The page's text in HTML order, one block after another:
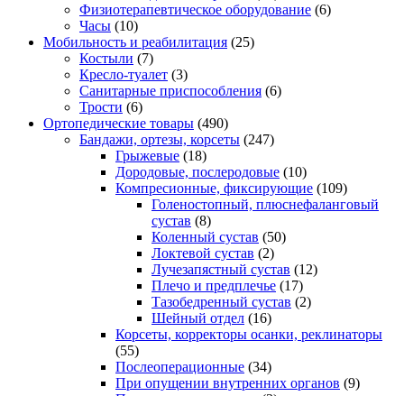
Физиотерапевтическое оборудование (6)
Часы (10)
Мобильность и реабилитация (25)
Костыли (7)
Кресло-туалет (3)
Санитарные приспособления (6)
Трости (6)
Ортопедические товары (490)
Бандажи, ортезы, корсеты (247)
Грыжевые (18)
Дородовые, послеродовые (10)
Компресионные, фиксирующие (109)
Голеностопный, плюснефаланговый
сустав (8)
Коленный сустав (50)
Локтевой сустав (2)
Лучезапястный сустав (12)
Плечо и предплечье (17)
Тазобедренный сустав (2)
Шейный отдел (16)
Корсеты, корректоры осанки, реклинаторы
(55)
Послеоперационные (34)
При опущении внутренних органов (9)